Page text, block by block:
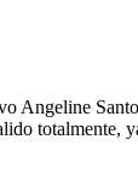
Angeline
totalmente,